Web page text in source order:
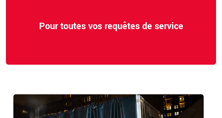
Pour toutes vos requêtes de service